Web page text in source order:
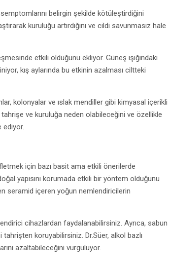
belirgin şekilde kötüleştirdiğini
kuruluğu artırdığını ve cildi savunmasız hale
etkili olduğunu ekliyor. Güneş ışığındaki
kış aylarında bu etkinin azalması ciltteki
kolonyalar ve ıslak mendiller gibi kimyasal içerikli
ve kuruluğa neden olabileceğini ve özellikle
ediyor.
için bazı basit ama etkili önerilerde
yapısını korumada etkili bir yöntem olduğunu
seramid içeren yoğun nemlendiricilerin
cihazlardan faydalanabilirsiniz. Ayrıca, sabun
koruyabilirsiniz. Dr.Süer, alkol bazlı
azaltabileceğini vurguluyor.